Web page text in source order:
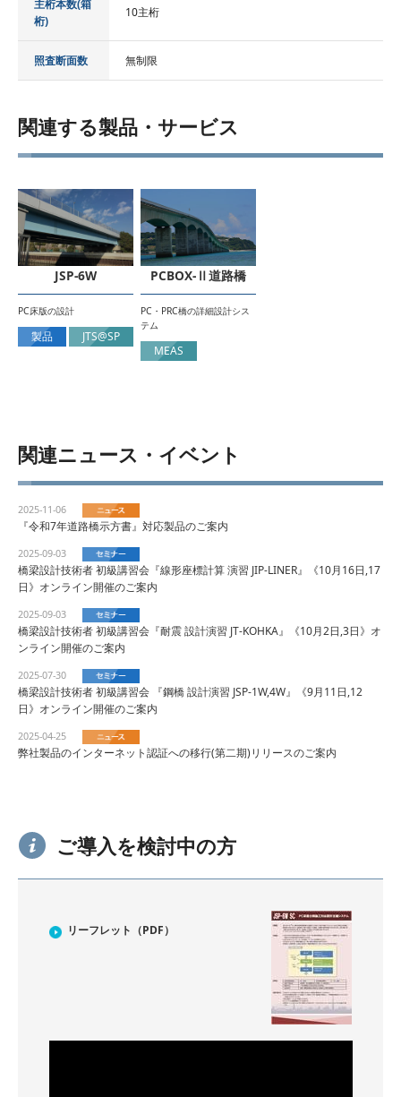
主桁本数(箱
桁)
10主桁
照査断面数 無制限
関連する製品・サービス
JSP-6W
PC床版の設計
製品 JTS@SP
PCBOX-Ⅱ道路橋
PC・PRC橋の詳細設計シス
テム
MEAS
関連ニュース・イベント
2025-11-06
『令和7年道路橋示方書』対応製品のご案内
2025-09-03
橋梁設計技術者 初級講習会『線形座標計算 演習 JIP-LINER』《10月16日,17
日》オンライン開催のご案内
2025-09-03
橋梁設計技術者 初級講習会『耐震 設計演習 JT-KOHKA』《10月2日,3日》オ
ンライン開催のご案内
2025-07-30
橋梁設計技術者 初級講習会 『鋼橋 設計演習 JSP-1W,4W』《9月11日,12
日》オンライン開催のご案内
2025-04-25
弊社製品のインターネット認証への移行(第二期)リリースのご案内
ご導入を検討中の方
リーフレット（PDF）